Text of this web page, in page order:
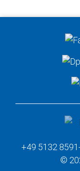
+49 5132
©